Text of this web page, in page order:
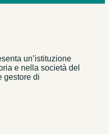
un’istituzione
e nella società del
gestore di